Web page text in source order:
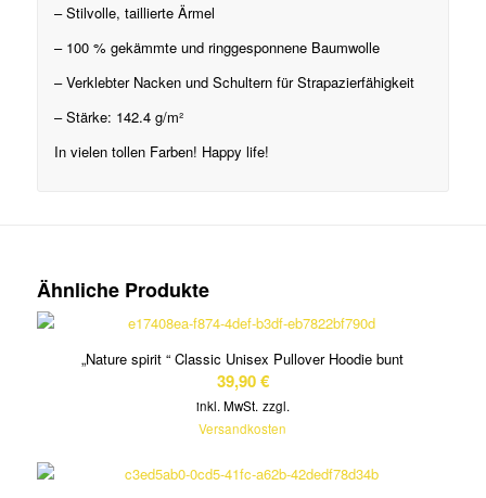
– Stilvolle, taillierte Ärmel
– 100 % gekämmte und ringgesponnene Baumwolle
– Verklebter Nacken und Schultern für Strapazierfähigkeit
– Stärke: 142.4 g/m²
In vielen tollen Farben! Happy life!
Ähnliche Produkte
„Nature spirit “ Classic Unisex Pullover Hoodie bunt
39,90€
inkl. MwSt. zzgl.
Versandkosten